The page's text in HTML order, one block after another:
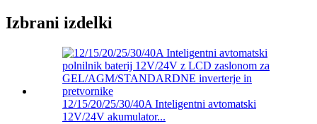
Izbrani izdelki
12/15/20/25/30/40A Inteligentni avtomatski
12V/24V akumulator...